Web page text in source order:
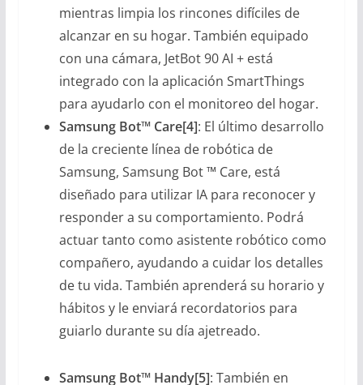
mientras limpia los rincones difíciles de
alcanzar en su hogar. También equipado
con una cámara, JetBot 90 AI + está
integrado con la aplicación SmartThings
para ayudarlo con el monitoreo del hogar.
Samsung Bot™ Care[4]: El último desarrollo
de la creciente línea de robótica de
Samsung, Samsung Bot ™ Care, está
diseñado para utilizar IA para reconocer y
responder a su comportamiento. Podrá
actuar tanto como asistente robótico como
compañero, ayudando a cuidar los detalles
de tu vida. También aprenderá su horario y
hábitos y le enviará recordatorios para
guiarlo durante su día ajetreado.
Samsung Bot™ Handy[5]: También en